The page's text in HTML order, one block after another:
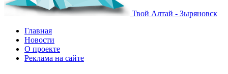
Твой Алтай - Зыряновск
Главная
Новости
О проекте
Реклама на сайте